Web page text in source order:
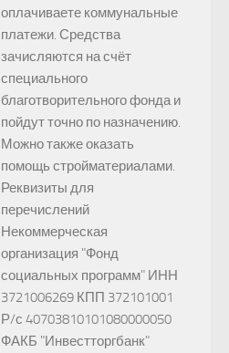
оплачиваете коммунальные
платежи. Средства
зачисляются на счёт
специального
благотворительного фонда и
пойдут точно по назначению.
Можно также оказать
помощь стройматериалами.
Реквизиты для
перечислений
Некоммерческая
организация "Фонд
социальных программ" ИНН
3721006269 КПП 372101001
Р/с 40703810101080000050
ФАКБ "Инвестторгбанк"